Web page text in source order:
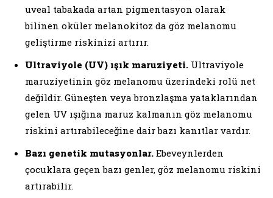
uveal tabakada artan pigmentasyon olarak
bilinen oküler melanokitoz da göz melanomu
geliştirme riskinizi artırır.
Ultraviyole (UV) ışık maruziyeti. Ultraviyole
maruziyetinin göz melanomu üzerindeki rolü net
değildir. Güneşten veya bronzlaşma yataklarından
gelen UV ışığına maruz kalmanın göz melanomu
riskini artırabileceğine dair bazı kanıtlar vardır.
Bazı genetik mutasyonlar. Ebeveynlerden
çocuklara geçen bazı genler, göz melanomu riskini
artırabilir.